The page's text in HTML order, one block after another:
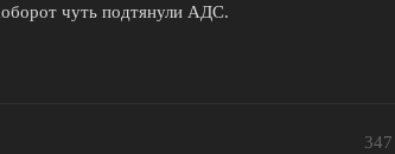
чуть подтянули АДС.
347